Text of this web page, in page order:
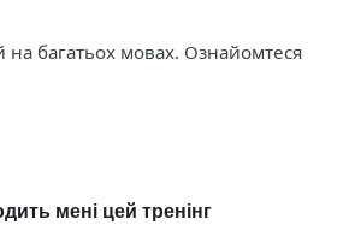
на багатьох мовах. Ознайомтеся
мені цей тренінг